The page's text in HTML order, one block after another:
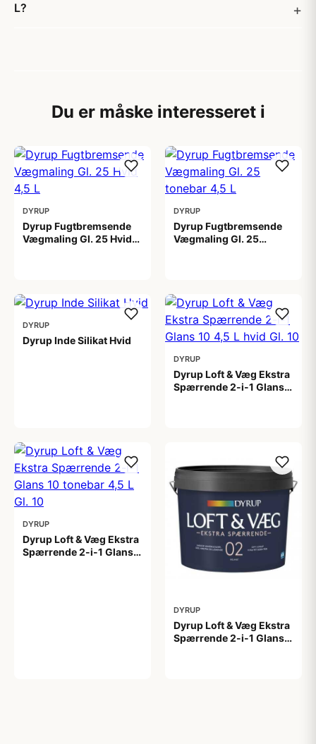
L?
Du er måske interesseret i
DYRUP
Dyrup Fugtbremsende
Vægmaling Gl. 25 Hvid
DYRUP
Dyrup Fugtbremsende
Vægmaling Gl. 25
DYRUP
Dyrup Inde Silikat Hvid
DYRUP
Dyrup Loft & Væg Ekstra
Spærrende 2-i-1 Glans
DYRUP
Dyrup Loft & Væg Ekstra
Spærrende 2-i-1 Glans
DYRUP
Dyrup Loft & Væg Ekstra
Spærrende 2-i-1 Glans 2